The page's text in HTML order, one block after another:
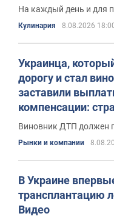
На каждый день и для
Кулинария 8.08.2026
Украинца,
дорогу и стал
заставили
компенсации:
помогла
Виновник ДТП должен
Рынки и компании
В Украине
трансплантацию
Видео